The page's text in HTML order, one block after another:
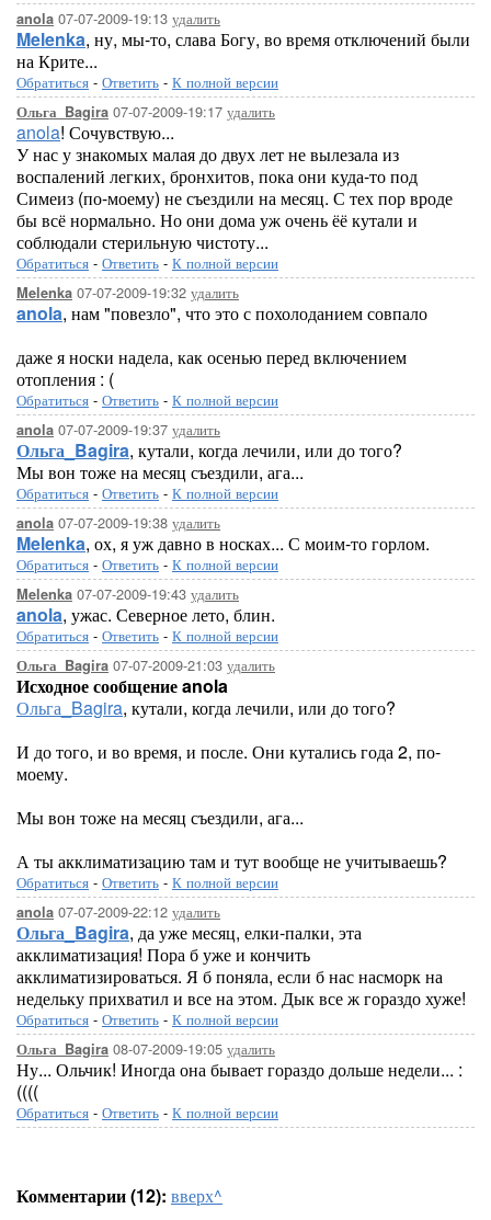
anola 07-07-2009-19:13 удалить
Melenka, ну, мы-то, слава Богу, во время отключений были
на Крите...
Обратиться - Ответить - К полной версии
Ольга_Bagira 07-07-2009-19:17 удалить
anola! Сочувствую...
У нас у знакомых малая до двух лет не вылезала из
воспалений легких, бронхитов, пока они куда-то под
Симеиз (по-моему) не съездили на месяц. С тех пор вроде
бы всё нормально. Но они дома уж очень ёё кутали и
соблюдали стерильную чистоту...
Обратиться - Ответить - К полной версии
Melenka 07-07-2009-19:32 удалить
anola, нам "повезло", что это с похолоданием совпало
даже я носки надела, как осенью перед включением
отопления : (
Обратиться - Ответить - К полной версии
anola 07-07-2009-19:37 удалить
Ольга_Bagira, кутали, когда лечили, или до того?
Мы вон тоже на месяц съездили, ага...
Обратиться - Ответить - К полной версии
anola 07-07-2009-19:38 удалить
Melenka, ох, я уж давно в носках... С моим-то горлом.
Обратиться - Ответить - К полной версии
Melenka 07-07-2009-19:43 удалить
anola, ужас. Северное лето, блин.
Обратиться - Ответить - К полной версии
Ольга_Bagira 07-07-2009-21:03 удалить
Исходное сообщение anola
Ольга_Bagira, кутали, когда лечили, или до того?
И до того, и во время, и после. Они кутались года 2, по-
моему.
Мы вон тоже на месяц съездили, ага...
А ты акклиматизацию там и тут вообще не учитываешь?
Обратиться - Ответить - К полной версии
anola 07-07-2009-22:12 удалить
Ольга_Bagira, да уже месяц, елки-палки, эта
акклиматизация! Пора б уже и кончить
акклиматизироваться. Я б поняла, если б нас насморк на
недельку прихватил и все на этом. Дык все ж гораздо хуже!
Обратиться - Ответить - К полной версии
Ольга_Bagira 08-07-2009-19:05 удалить
Ну... Ольчик! Иногда она бывает гораздо дольше недели... :
((((
Обратиться - Ответить - К полной версии
Комментарии (12): вверх^